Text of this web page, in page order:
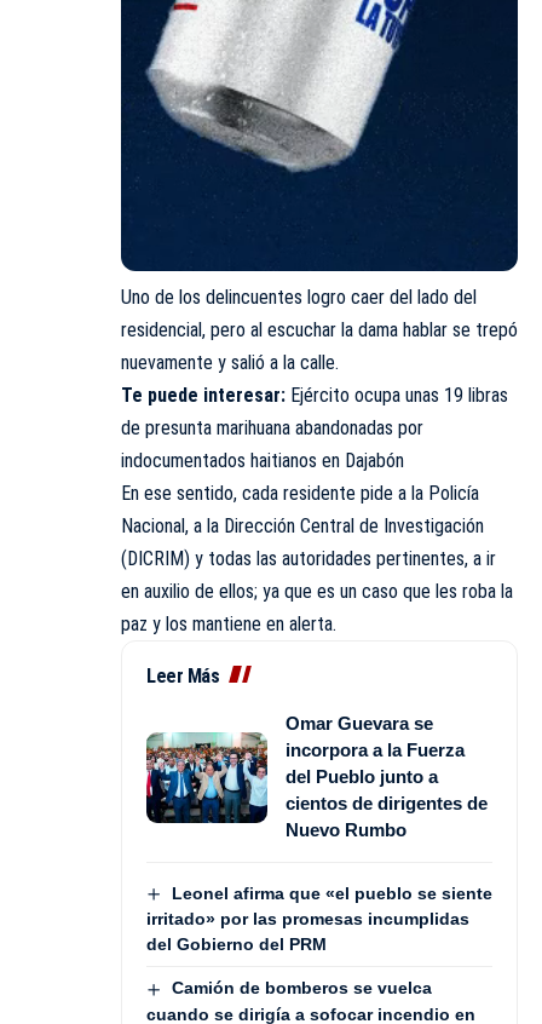
Uno de los delincuentes logro caer del lado del
residencial, pero al escuchar la dama hablar se trepó
nuevamente y salió a la calle.
Te puede interesar: Ejército ocupa unas 19 libras
de presunta marihuana abandonadas por
indocumentados haitianos en Dajabón
En ese sentido, cada residente pide a la Policía
Nacional, a la Dirección Central de Investigación
(DICRIM) y todas las autoridades pertinentes, a ir
en auxilio de ellos; ya que es un caso que les roba la
paz y los mantiene en alerta.
Leer Más
Omar Guevara se
incorpora a la Fuerza
del Pueblo junto a
cientos de dirigentes de
Nuevo Rumbo
Leonel afirma que «el pueblo se siente
irritado» por las promesas incumplidas
del Gobierno del PRM
Camión de bomberos se vuelca
cuando se dirigía a sofocar incendio en